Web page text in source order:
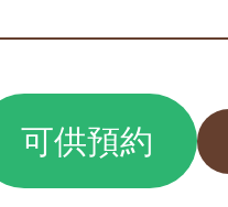
可供預約